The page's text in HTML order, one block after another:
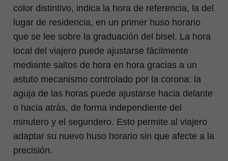
color distintivo, indica la hora de referencia, la del
lugar de residencia, en un primer huso horario
que se lee sobre la graduación del bisel. La hora
local del viajero puede ajustarse fácilmente
mediante saltos de hora en hora gracias a un
astuto mecanismo controlado por la corona: la
aguja de las horas puede ajustarse hacia delante
o hacia atrás, de forma independiente del
minutero y el segundero. Esto permite al viajero
adaptar su nuevo huso horario sin que afecte a la
precisión.